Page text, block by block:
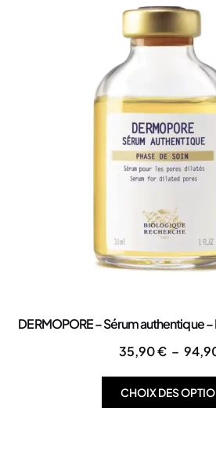
DERMOPORE – Sérum authentique
35,90€ –
CHOIX DES